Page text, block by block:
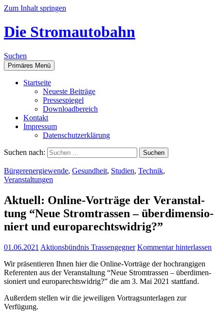
Zum Inhalt springen
Die Stromautobahn
Suchen
Primäres Menü
Start­sei­te
Neu­es­te Beiträge
Pres­se­spie­gel
Down­load­be­reich
Kon­takt
Impres­sum
Daten­schutz­er­klä­rung
Suchen nach:
Bürgerenergiewende, Gesundheit, Studien, Technik,
Veranstaltungen
Aktu­ell: Online-Vor­trä­ge der Ver­an­stal­
tung “Neue Strom­tras­sen – über­di­men­sio­
niert und europarechtswidrig?”
01.06.2021 Aktionsbündnis Trassengegner Kommentar hinterlassen
Wir prä­sen­tie­ren Ihnen hier die Online-Vor­trä­ge der hoch­ran­gi­gen
Refe­ren­ten aus der Ver­an­stal­tung “Neue Strom­tras­sen – über­di­men­
sio­niert und euro­pa­rechts­wid­rig?” die am 3. Mai 2021 stattfand.
Außer­dem stel­len wir die jewei­li­gen Vor­trags­un­ter­la­gen zur
Verfügung.